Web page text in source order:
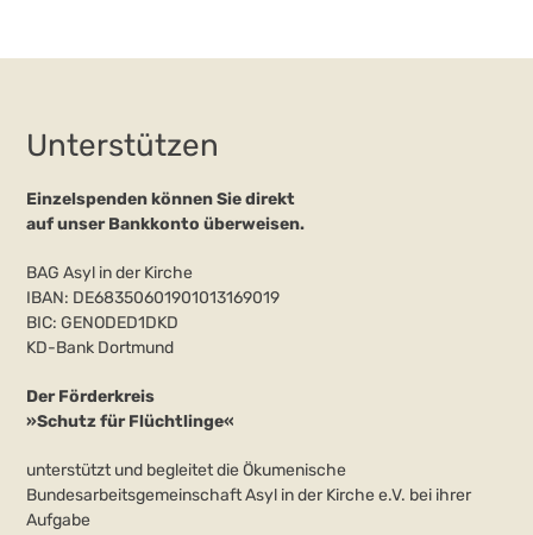
Unterstützen
Einzelspenden können Sie direkt
auf unser Bankkonto überweisen.
BAG Asyl in der Kirche
IBAN: DE68350601901013169019
BIC: GENODED1DKD
KD-Bank Dortmund
Der Förderkreis
»Schutz für Flüchtlinge«
unterstützt und begleitet die Ökumenische
Bundesarbeitsgemeinschaft Asyl in der Kirche e.V. bei ihrer
Aufgabe